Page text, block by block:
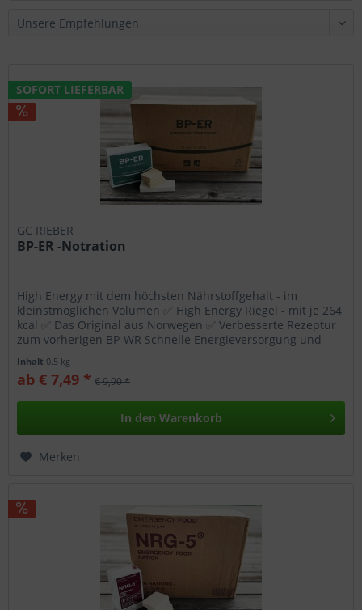
SOFORT LIEFERBAR
GC RIEBER
BP-ER -Notration
High Energy mit dem höchsten Nährstoffgehalt - im
kleinstmöglichen Volumen ✅ High Energy Riegel - mit je 264
kcal ✅ Das Original aus Norwegen ✅ Verbesserte Rezeptur
zum vorherigen BP-WR Schnelle Energieversorgung und
Inhalt 0.5 kg
ab € 7,49 * € 9,90 *
In den Warenkorb
Merken